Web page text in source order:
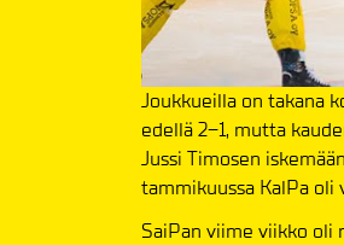
Joukkueilla on takana
edellä 2–1, mutta
Jussi Timosen
tammikuussa KalPa oli
SaiPan viime viikko oli